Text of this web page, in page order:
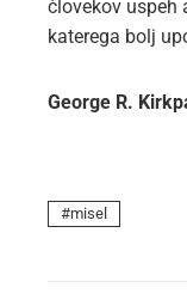
človekov uspeh
katerega bolj
George R.
misel